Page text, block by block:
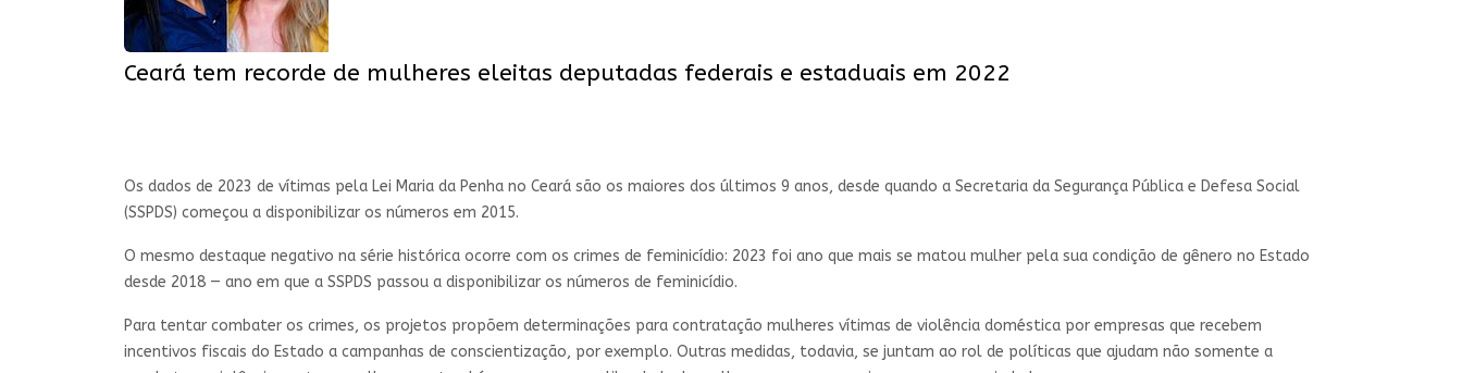
Ceará tem recorde de mulheres eleitas deputadas federais e estaduais em 2022
Os dados de 2023 de vítimas pela Lei Maria da Penha no Ceará são os maiores dos últimos 9 anos, desde quando a Secretaria da Segurança Pública e Defesa Social
(SSPDS) começou a disponibilizar os números em 2015.
O mesmo destaque negativo na série histórica ocorre com os crimes de feminicídio: 2023 foi ano que mais se matou mulher pela sua condição de gênero no Estado
desde 2018 — ano em que a SSPDS passou a disponibilizar os números de feminicídio.
Para tentar combater os crimes, os projetos propõem determinações para contratação mulheres vítimas de violência doméstica por empresas que recebem
incentivos fiscais do Estado a campanhas de conscientização, por exemplo. Outras medidas, todavia, se juntam ao rol de políticas que ajudam não somente a